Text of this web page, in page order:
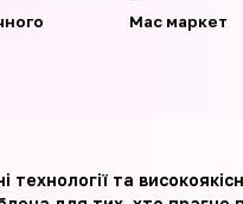
Мас маркет
та